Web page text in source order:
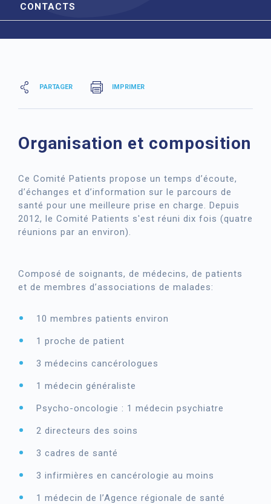
CONTACTS
PARTAGER IMPRIMER
Organisation et composition
Ce Comité Patients propose un temps d’écoute,
d’échanges et d’information sur le parcours de
santé pour une meilleure prise en charge. Depuis
2012, le Comité Patients s'est réuni dix fois (quatre
réunions par an environ).
Composé de soignants, de médecins, de patients
et de membres d’associations de malades:
10 membres patients environ
1 proche de patient
3 médecins cancérologues
1 médecin généraliste
Psycho-oncologie : 1 médecin psychiatre
2 directeurs des soins
3 cadres de santé
3 infirmières en cancérologie au moins
1 médecin de l’Agence régionale de santé